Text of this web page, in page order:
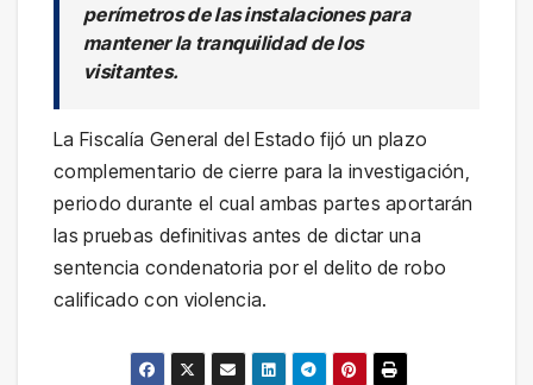
perímetros de las instalaciones para
mantener la tranquilidad de los
visitantes.
La Fiscalía General del Estado fijó un plazo
complementario de cierre para la investigación,
periodo durante el cual ambas partes aportarán
las pruebas definitivas antes de dictar una
sentencia condenatoria por el delito de robo
calificado con violencia.